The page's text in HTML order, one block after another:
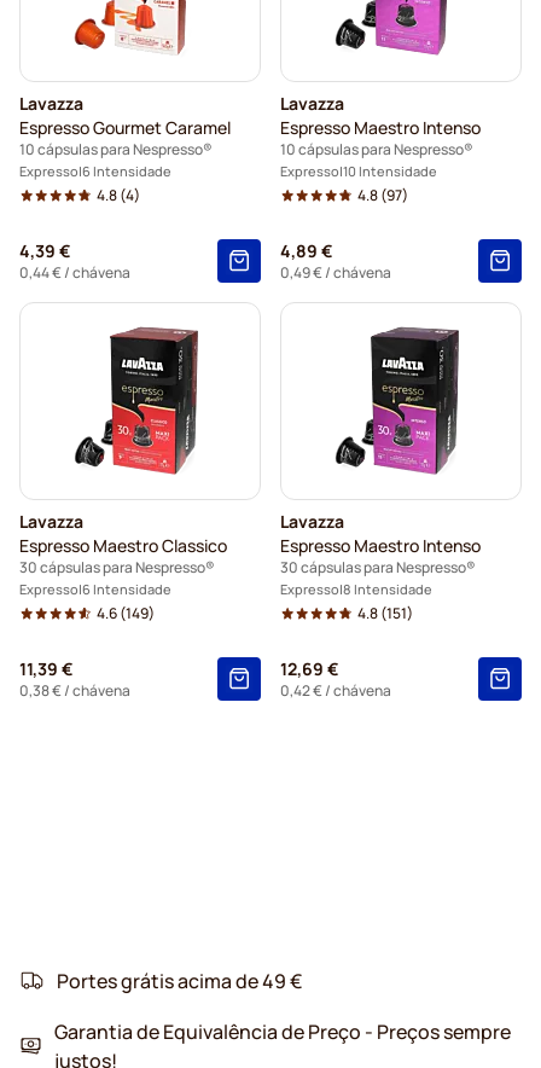
Lavazza
Espresso Gourmet Caramel
10 cápsulas para Nespresso®
Expresso 6 Intensidade
4.8(4)
4,39 €
0,44 €/ chávena
Lavazza
Espresso Maestro Intenso
10 cápsulas para Nespresso®
Expresso 10 Intensidade
4.8(97)
4,89 €
0,49 €/ chávena
Cápsulas Lungo para Nespresso®
Cápsulas Café Royal para Nespresso®
Acessórios para Nespresso®
Lavazza
Espresso Maestro Classico
30 cápsulas para Nespresso®
Expresso 6 Intensidade
4.6(149)
11,39 €
0,38 €/ chávena
Lavazza
Espresso Maestro Intenso
30 cápsulas para Nespresso®
Expresso 8 Intensidade
4.8(151)
12,69 €
0,42 €/ chávena
Portes grátis acima de 49 €
Garantia de Equivalência de Preço - Preços sempre
justos!